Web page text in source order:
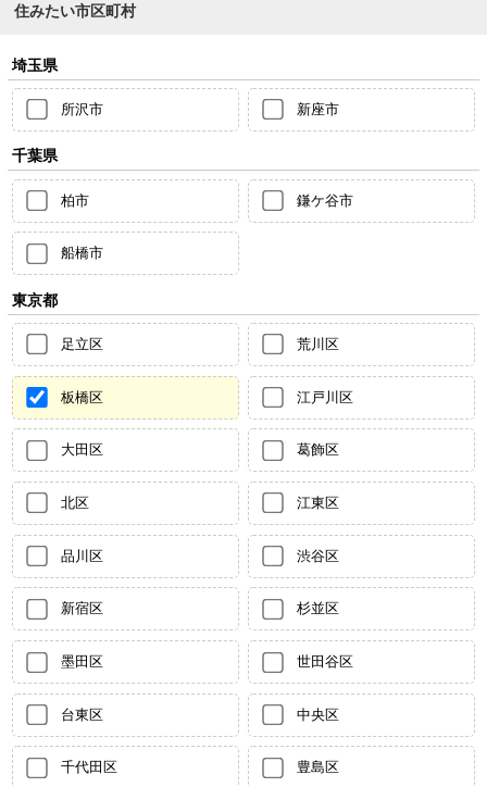
住みたい市区町村
埼玉県
所沢市 新座市
千葉県
柏市 鎌ケ谷市
船橋市
東京都
足立区 荒川区
板橋区 江戸川区
大田区 葛飾区
北区 江東区
品川区 渋谷区
新宿区 杉並区
墨田区 世田谷区
台東区 中央区
千代田区 豊島区